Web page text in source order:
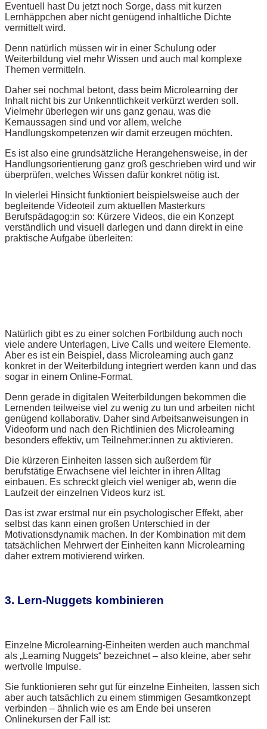
Eventuell hast Du jetzt noch Sorge, dass mit kurzen
Lernhäppchen aber nicht genügend inhaltliche Dichte
vermittelt wird.
Denn natürlich müssen wir in einer Schulung oder
Weiterbildung viel mehr Wissen und auch mal komplexe
Themen vermitteln.
Daher sei nochmal betont, dass beim Microlearning der
Inhalt nicht bis zur Unkenntlichkeit verkürzt werden soll.
Vielmehr überlegen wir uns ganz genau, was die
Kernaussagen sind und vor allem, welche
Handlungskompetenzen wir damit erzeugen möchten.
Es ist also eine grundsätzliche Herangehensweise, in der
Handlungsorientierung ganz groß geschrieben wird und wir
überprüfen, welches Wissen dafür konkret nötig ist.
In vielerlei Hinsicht funktioniert beispielsweise auch der
begleitende Videoteil zum aktuellen Masterkurs
Berufspädagog:in so: Kürzere Videos, die ein Konzept
verständlich und visuell darlegen und dann direkt in eine
praktische Aufgabe überleiten:
Natürlich gibt es zu einer solchen Fortbildung auch noch
viele andere Unterlagen, Live Calls und weitere Elemente.
Aber es ist ein Beispiel, dass Microlearning auch ganz
konkret in der Weiterbildung integriert werden kann und das
sogar in einem Online-Format.
Denn gerade in digitalen Weiterbildungen bekommen die
Lernenden teilweise viel zu wenig zu tun und arbeiten nicht
genügend kollaborativ. Daher sind Arbeitsanweisungen in
Videoform und nach den Richtlinien des Microlearning
besonders effektiv, um Teilnehmer:innen zu aktivieren.
Die kürzeren Einheiten lassen sich außerdem für
berufstätige Erwachsene viel leichter in ihren Alltag
einbauen. Es schreckt gleich viel weniger ab, wenn die
Laufzeit der einzelnen Videos kurz ist.
Das ist zwar erstmal nur ein psychologischer Effekt, aber
selbst das kann einen großen Unterschied in der
Motivationsdynamik machen. In der Kombination mit dem
tatsächlichen Mehrwert der Einheiten kann Microlearning
daher extrem motivierend wirken.
3. Lern-Nuggets kombinieren
Einzelne Microlearning-Einheiten werden auch manchmal
als „Learning Nuggets“ bezeichnet – also kleine, aber sehr
wertvolle Impulse.
Sie funktionieren sehr gut für einzelne Einheiten, lassen sich
aber auch tatsächlich zu einem stimmigen Gesamtkonzept
verbinden – ähnlich wie es am Ende bei unseren
Onlinekursen der Fall ist: